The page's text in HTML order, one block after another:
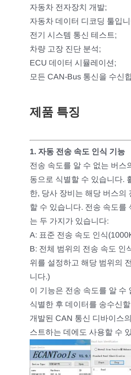
자동차 전자장치 개발;
자동차 데이터 디코딩 툴입
전기 시스템 통신 테스트;
차량 고장 진단 분석;
ECU 데이터 시뮬레이션;
모든 CAN-Bus 통신을 수신
제품 특징
1. 자동 전송 속도 인식 기능
전송 속도를 알 수 없는 버스
동으로 식별할 수 있습니다.
한, 당사 장비는 해당 버스의
할 수 있습니다. 전송 속도를
는 두 가지가 있습니다:
A: 표준 전송 속도 인식
B: 전체 범위의 전송 속도 인
위를 설정하고 해당 범위의
니다.)
이 기능은 전송 속도를 알 수
식별한 후 데이터를 송수신
개발된 CAN 통신 디바이스
스트하는 데에도 사용할 수